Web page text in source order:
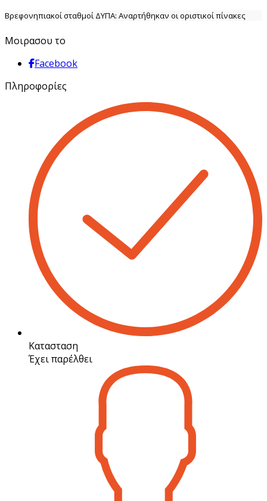
Βρεφονηπιακοί σταθμοί ΔΥΠΑ: Αναρτήθηκαν οι οριστικοί πίνακες
Μοιρασου το
Facebook
Πληροφορίες
Κατασταση
Έχει παρέλθει